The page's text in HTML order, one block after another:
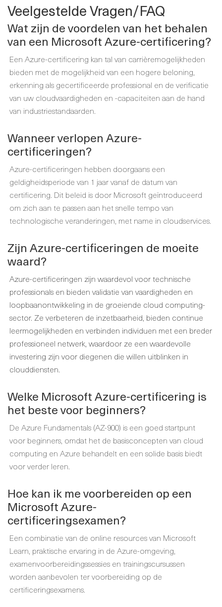
Veelgestelde Vragen/FAQ
Wat zijn de voordelen van het behalen
van een Microsoft Azure-certificering?
Een Azure-certificering kan tal van carrièremogelijkheden
bieden met de mogelijkheid van een hogere beloning,
erkenning als gecertificeerde professional en de verificatie
van uw cloudvaardigheden en -capaciteiten aan de hand
van industriestandaarden.
Wanneer verlopen Azure-
certificeringen?
Azure-certificeringen hebben doorgaans een
geldigheidsperiode van 1 jaar vanaf de datum van
certificering. Dit beleid is door Microsoft geïntroduceerd
om zich aan te passen aan het snelle tempo van
technologische veranderingen, met name in cloudservices.
Zijn Azure-certificeringen de moeite
waard?
Azure-certificeringen zijn waardevol voor technische
professionals en bieden validatie van vaardigheden en
loopbaanontwikkeling in de groeiende cloud computing-
sector. Ze verbeteren de inzetbaarheid, bieden continue
leermogelijkheden en verbinden individuen met een breder
professioneel netwerk, waardoor ze een waardevolle
investering zijn voor diegenen die willen uitblinken in
clouddiensten.
Welke Microsoft Azure-certificering is
het beste voor beginners?
De Azure Fundamentals (AZ-900) is een goed startpunt
voor beginners, omdat het de basisconcepten van cloud
computing en Azure behandelt en een solide basis biedt
voor verder leren.
Hoe kan ik me voorbereiden op een
Microsoft Azure-
certificeringsexamen?
Een combinatie van de online resources van Microsoft
Learn, praktische ervaring in de Azure-omgeving,
examenvoorbereidingssessies en trainingscursussen
worden aanbevolen ter voorbereiding op de
certificeringsexamens.